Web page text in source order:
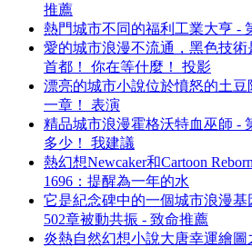
推薦
熱門城市不同的福利工業大亨 -
愛的城市浪漫不流通，黑色技術
首都！ 你在等什麼！ 投影
漂亮的城市小說位於憤怒的土
一章！ 表演
精品城市浪漫霍格沃特血巫師 -
多少！ 我建議
熱幻想Newcaker和Cartoon
1696：提醒為一年的水
它是紀念碑中的一個城市浪漫
502章被動共振 - 致命推薦
炎熱自然幻想小說大唐幸運繪圖